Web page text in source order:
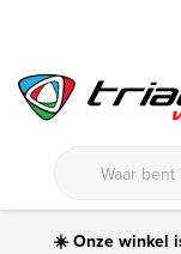
☀️ Onze winkel